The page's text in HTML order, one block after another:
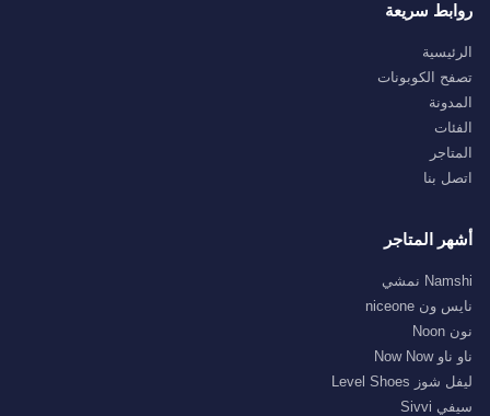
روابط سريعة
الرئيسية
تصفح الكوبونات
المدونة
الفئات
المتاجر
اتصل بنا
أشهر المتاجر
Namshi نمشي
نايس ون niceone
نون Noon
ناو ناو Now Now
ليفل شوز Level Shoes
سيفي Sivvi